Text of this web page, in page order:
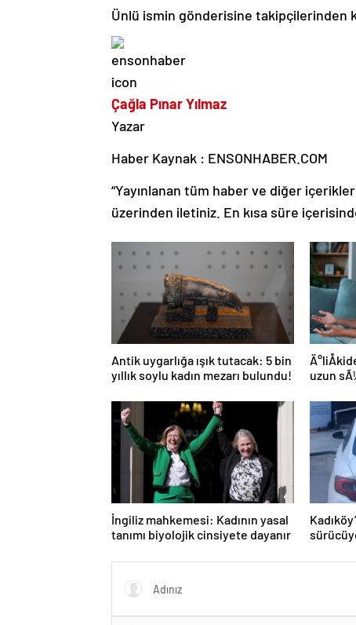
Ünlü ismin gönderisine takipçilerinden
Çağla Pınar Yılmaz
Yazar
Haber Kaynak : ENSONHABER.COM
“Yayınlanan tüm haber ve diğer
üzerinden iletiniz. En kısa süre
Antik uygarlığa ışık tutacak: 5 bin
yıllık soylu kadın mezarı bulundu!
uzun
İngiliz mahkemesi: Kadının yasal
tanımı biyolojik cinsiyete dayanır